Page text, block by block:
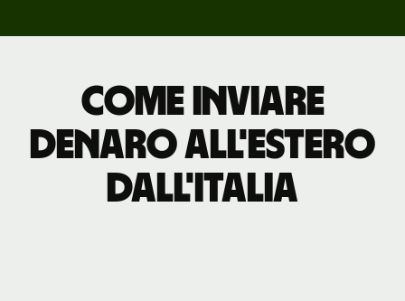
Come inviare
denaro all'estero
dall'Italia